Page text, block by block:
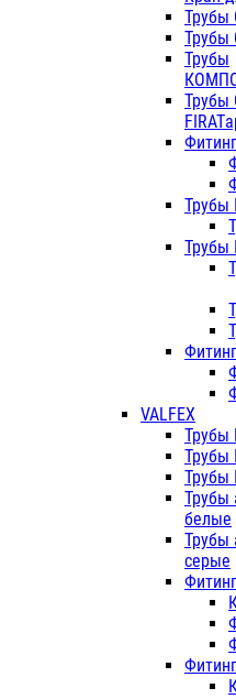
Трубы
Трубы
Трубы
Трубы
Трубы
Трубы
VALFEX
Трубы
Трубы
Трубы
Трубы
белые
Трубы
серые